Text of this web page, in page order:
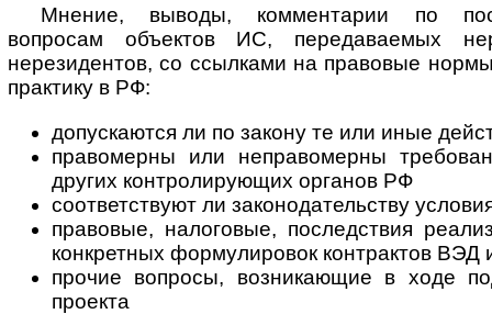
Мнение, выводы, комментарии по
вопросам объектов ИС, передаваемых
нерезидентов, со ссылками на правовые
практику в РФ:
допускаются ли по закону те или иные
правомерны или неправомерны
других контролирующих органов РФ
соответствуют ли законодательству
правовые, налоговые, последствия
конкретных формулировок контрактов ВЭД
прочие вопросы, возникающие в ходе
проекта